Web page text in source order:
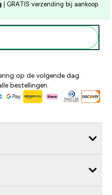
| GRATIS verzending bij aankoop
op de volgende dag.
bestellingen.